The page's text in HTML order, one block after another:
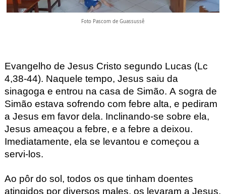
Foto Pascom de Guassussê
Evangelho de Jesus Cristo segundo Lucas (Lc
4,38-44). Naquele tempo, Jesus saiu da
sinagoga e entrou na casa de Simão. A sogra de
Simão estava sofrendo com febre alta, e pediram
a Jesus em favor dela. Inclinando-se sobre ela,
Jesus ameaçou a febre, e a febre a deixou.
Imediatamente, ela se levantou e começou a
servi-los.
Ao pôr do sol, todos os que tinham doentes
atingidos por diversos males, os levaram a Jesus.